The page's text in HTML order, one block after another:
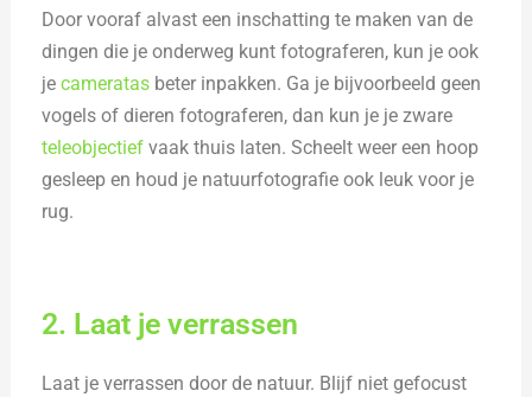
Door vooraf alvast een inschatting te maken van de
dingen die je onderweg kunt fotograferen, kun je ook
jecameratas beter inpakken. Ga je bijvoorbeeld geen
vogels of dieren fotograferen, dan kun je je zware
teleobjectief vaak thuis laten. Scheelt weer een hoop
gesleep en houd je natuurfotografie ook leuk voor je
rug.
2. Laat je verrassen
Laat je verrassen door de natuur. Blijf niet gefocust